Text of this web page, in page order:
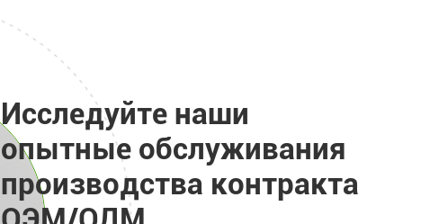
Исследуйте наши
опытные обслуживания
производства контракта